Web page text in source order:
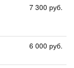
7 300 руб.
6 000 руб.